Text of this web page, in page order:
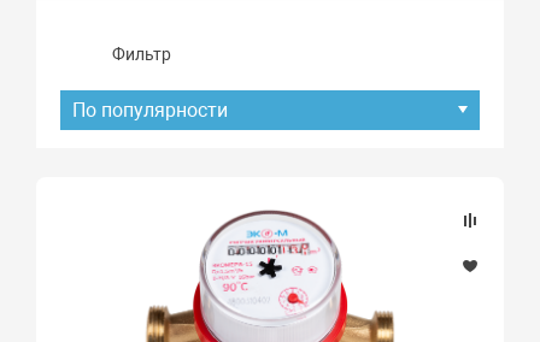
Фильтр
По популярности
Наличие товара
В наличии